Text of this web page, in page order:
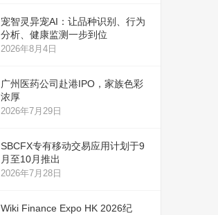
宠智灵异宠AI：让品种识别、行为
分析、健康监测一步到位
2026年8月4日
广州医药公司赴港IPO，家族色彩
浓厚
2026年7月29日
SBCFX专有移动交易应用计划于9
月至10月推出
2026年7月28日
Wiki Finance Expo HK 2026纪